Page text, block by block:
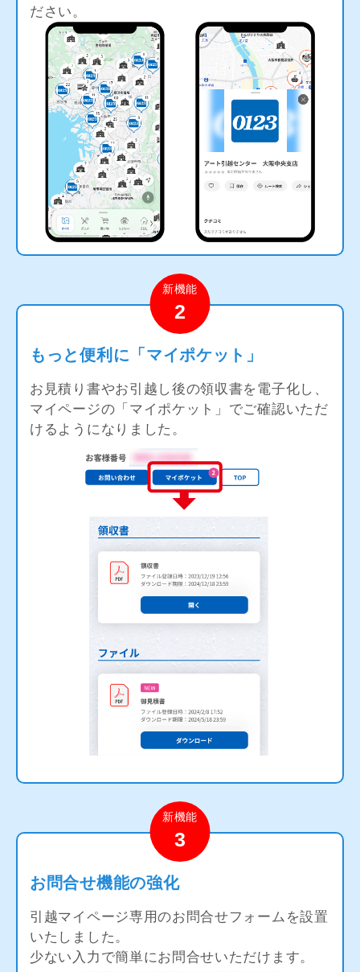
ださい。
新機能
2
もっと便利に「マイポケット」
お見積り書やお引越し後の領収書を電子化し、
マイページの「マイポケット」でご確認いただ
けるようになりました。
新機能
3
お問合せ機能の強化
引越マイページ専用のお問合せフォームを設置
いたしました。
少ない入力で簡単にお問合せいただけます。